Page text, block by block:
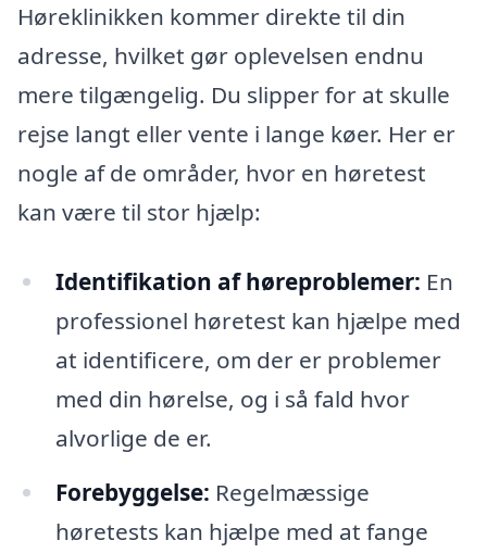
Høreklinikken kommer direkte til din
adresse, hvilket gør oplevelsen endnu
mere tilgængelig. Du slipper for at skulle
rejse langt eller vente i lange køer. Her er
nogle af de områder, hvor en høretest
kan være til stor hjælp:
Identifikation af høreproblemer: En
professionel høretest kan hjælpe med
at identificere, om der er problemer
med din hørelse, og i så fald hvor
alvorlige de er.
Forebyggelse: Regelmæssige
høretests kan hjælpe med at fange